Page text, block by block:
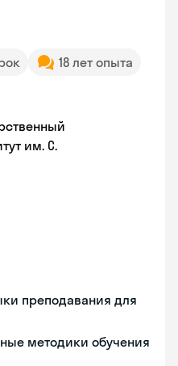
18 лет опыта
им. С.
преподавания для
методики обучения